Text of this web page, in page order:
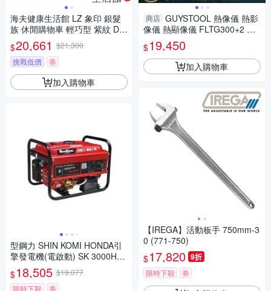
海夫健康生活館 LZ 象印 銀髮
族 休閒購物車 輕巧型 紫紋 D0
053-05
$20,661 $21,300
挑戰低價
券
加入購物車
型鋼力 SHIN KOMI HONDA引
擎發電機(電啟動) SK 3000HDA
-E
$18,505 $19,077
限時下殺
券
商店 GUYSTOOL 熱像儀 熱影
像儀 熱顯像儀 FLTG300+2 漏
水抓漏 高科技抓漏 電氣設備 熱
成像攝影機 測溫槍
$19,450
加入購物車
【IREGA】活動板手 750mm-3
0 (771-750)
$17,820 9折
限時下殺 券